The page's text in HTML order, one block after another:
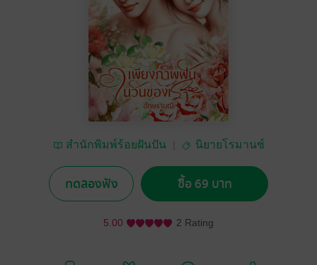
สำนักพิมพ์ร้อยฝันปัน
นิยายโรมานซ์
ทดลองฟัง ซื้อ 69 บาท
5.00 2 Rating